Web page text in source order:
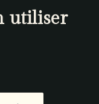
utiliser